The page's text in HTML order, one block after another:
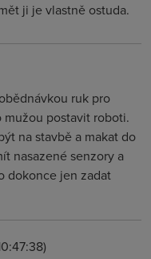
ji je vlastně ostuda.
ruk pro
postavit roboti.
na stavbě a makat do
nasazené senzory a
dokonce jen zadat